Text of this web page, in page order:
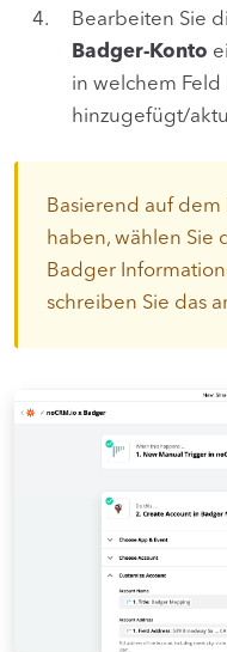
Bearbeiten Sie
Badger-Konto
in welchem Feld
hinzugefügt/
Basierend auf dem
haben, wählen Sie
Badger
schreiben Sie das